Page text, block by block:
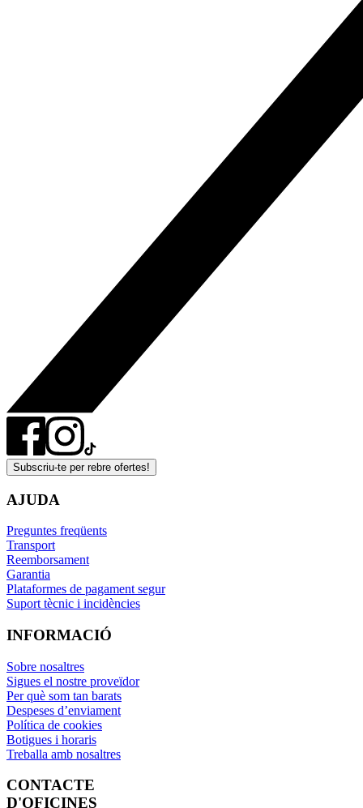
Subscriu-te per rebre ofertes!
AJUDA
Preguntes freqüents
Transport
Reemborsament
Garantia
Plataformes de pagament segur
Suport tècnic i incidències
INFORMACIÓ
Sobre nosaltres
Sigues el nostre proveïdor
Per què som tan barats
Despeses d’enviament
Política de cookies
Botigues i horaris
Treballa amb nosaltres
CONTACTE
D'OFICINES